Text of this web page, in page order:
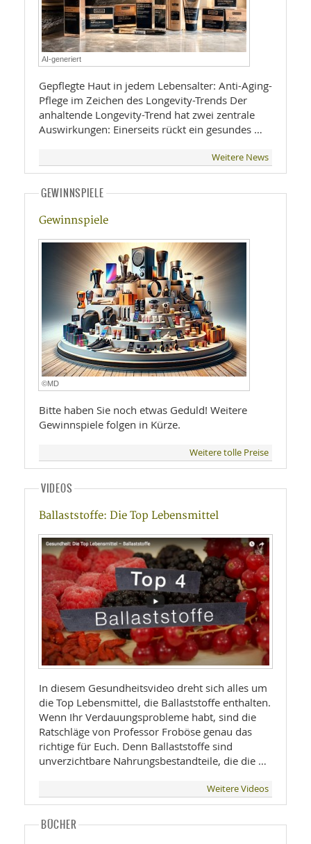
AI-generiert
Gepflegte Haut in jedem Lebensalter: Anti-Aging-
Pflege im Zeichen des Longevity-Trends Der
anhaltende Longevity-Trend hat zwei zentrale
Auswirkungen: Einerseits rückt ein gesundes …
Weitere News
GEWINNSPIELE
Gewinnspiele
©MD
Bitte haben Sie noch etwas Geduld! Weitere
Gewinnspiele folgen in Kürze.
Weitere tolle Preise
VIDEOS
Ballaststoffe: Die Top Lebensmittel
In diesem Gesundheitsvideo dreht sich alles um
die Top Lebensmittel, die Ballaststoffe enthalten.
Wenn Ihr Verdauungsprobleme habt, sind die
Ratschläge von Professor Froböse genau das
richtige für Euch. Denn Ballaststoffe sind
unverzichtbare Nahrungsbestandteile, die die …
Weitere Videos
BÜCHER